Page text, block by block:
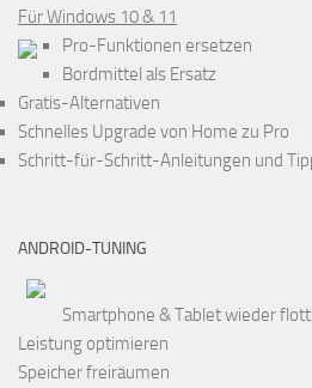
Für Windows 10 & 11
Pro-Funktionen ersetzen
Bordmittel als Ersatz
Gratis-Alternativen
Schnelles Upgrade von Home zu Pro
Schritt-für-Schritt-Anleitungen und
ANDROID-TUNING
Smartphone & Tablet wieder
Leistung optimieren
Speicher freiräumen